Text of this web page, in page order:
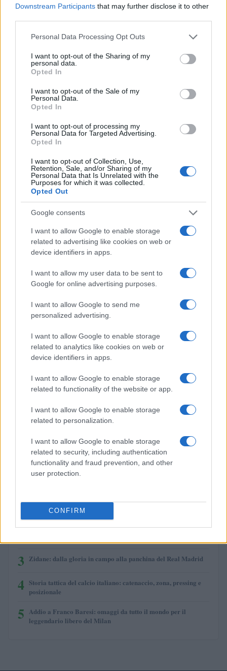
Downstream Participants that may further disclose it to other
Please note that this website/app uses one or more Google
not limited to your visit or usage behaviour. You may click to
grant or deny consent to Google and its third-party tags to
use your data for below specified purposes in below Google
consent section.
Personal Data Processing Opt Outs
I want to opt-out of the Sharing of my
personal data.
Opted In
I want to opt-out of the Sale of my
Personal Data.
Opted In
I want to opt-out of processing my
Personal Data for Targeted Advertising.
Opted In
I want to opt-out of Collection, Use,
Retention, Sale, and/or Sharing of my
Personal Data that Is Unrelated with the
Purposes for which it was collected.
Opted Out
Google consents
I want to allow Google to enable storage
related to advertising like cookies on web or
device identifiers in apps.
I want to allow my user data to be sent to
Google for online advertising purposes.
I want to allow Google to send me
personalized advertising.
I want to allow Google to enable storage
related to analytics like cookies on web or
device identifiers in apps.
I want to allow Google to enable storage
related to functionality of the website or app.
I want to allow Google to enable storage
related to personalization.
I want to allow Google to enable storage
related to security, including authentication
functionality and fraud prevention, and other
user protection.
CONFIRM
La visione di Vito Tisci per il futuro del calcio giovanile
STORIA DEL CALCIO
Franco Baresi muore a 66 anni: omaggi e ricordi per il
capitano del Milan
STORIA DEL CALCIO
Zidane: dalla gloria in campo alla panchina del Real Madrid
Andrea Conforti · 2 Ago 2026
1 La visione di Vito Tisci per il futuro del calcio giovanile
2 Franco Baresi muore a 66 anni: omaggi e ricordi per il
3 Zidane: dalla gloria in campo alla panchina del Real Madrid
4 Storia tattica del calcio italiano: catenaccio, zona, pressing e
posizionale
5 Addio a Franco Baresi: omaggi da tutto il mondo per il
leggendario libero del Milan